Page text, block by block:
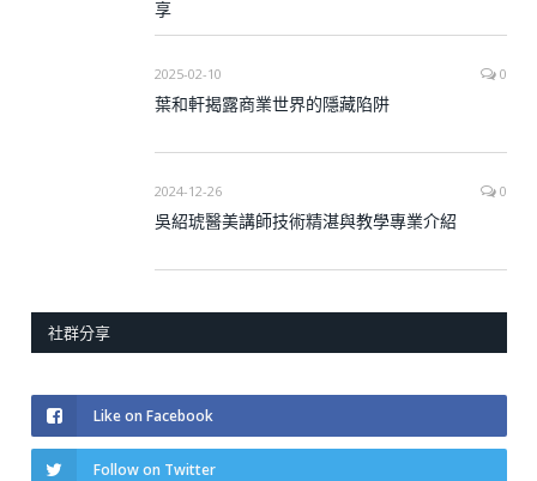
享
2025-02-10 0
葉和軒揭露商業世界的隱藏陷阱
2024-12-26 0
吳紹琥醫美講師技術精湛與教學專業介紹
社群分享
Like on Facebook
Follow on Twitter